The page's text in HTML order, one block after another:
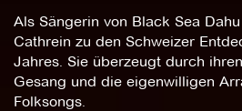
Als Sängerin von Black Sea
Cathrein zu den Schweizer
Jahres. Sie überzeugt durch
Gesang und die eigenwilligen
Folksongs.